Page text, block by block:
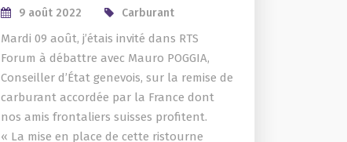
9 août 2022 Carburant
Mardi 09 août, j’étais invité dans RTS
Forum à débattre avec Mauro POGGIA,
Conseiller d’État genevois, sur la remise de
carburant accordée par la France dont
nos amis frontaliers suisses profitent.
« La mise en place de cette ristourne